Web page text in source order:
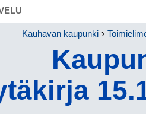
Kauhavan kaupunki